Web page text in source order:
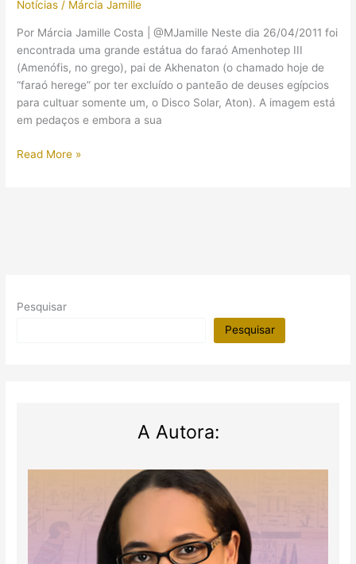
Luxor
Notícias / Márcia Jamille
Por Márcia Jamille Costa | @MJamille Neste dia 26/04/2011 foi
encontrada uma grande estátua do faraó Amenhotep III
(Amenófis, no grego), pai de Akhenaton (o chamado hoje de
“faraó herege” por ter excluído o panteão de deuses egípcios
para cultuar somente um, o Disco Solar, Aton). A imagem está
em pedaços e embora a sua
É
Read More »
Pesquisar
Pesquisar
A Autora: